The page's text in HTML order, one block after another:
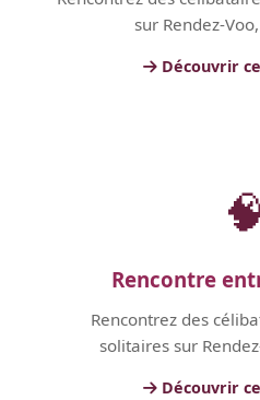
sur Rendez-
Découvrir
🧠
Rencontre
Rencontrez des
solitaires sur
Découvrir